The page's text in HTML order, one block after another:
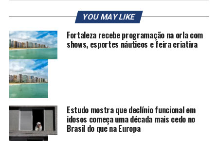
YOU MAY LIKE
Fortaleza recebe programação na orla com
shows, esportes náuticos e feira criativa
Estudo mostra que declínio funcional em
idosos começa uma década mais cedo no
Brasil do que na Europa